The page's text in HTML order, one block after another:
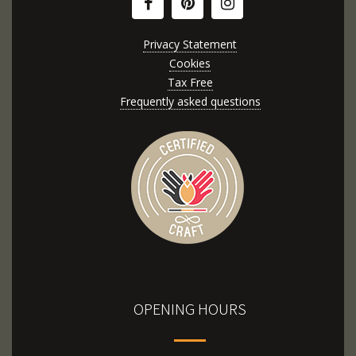
Privacy Statement
Cookies
Tax Free
Frequently asked questions
OPENING HOURS